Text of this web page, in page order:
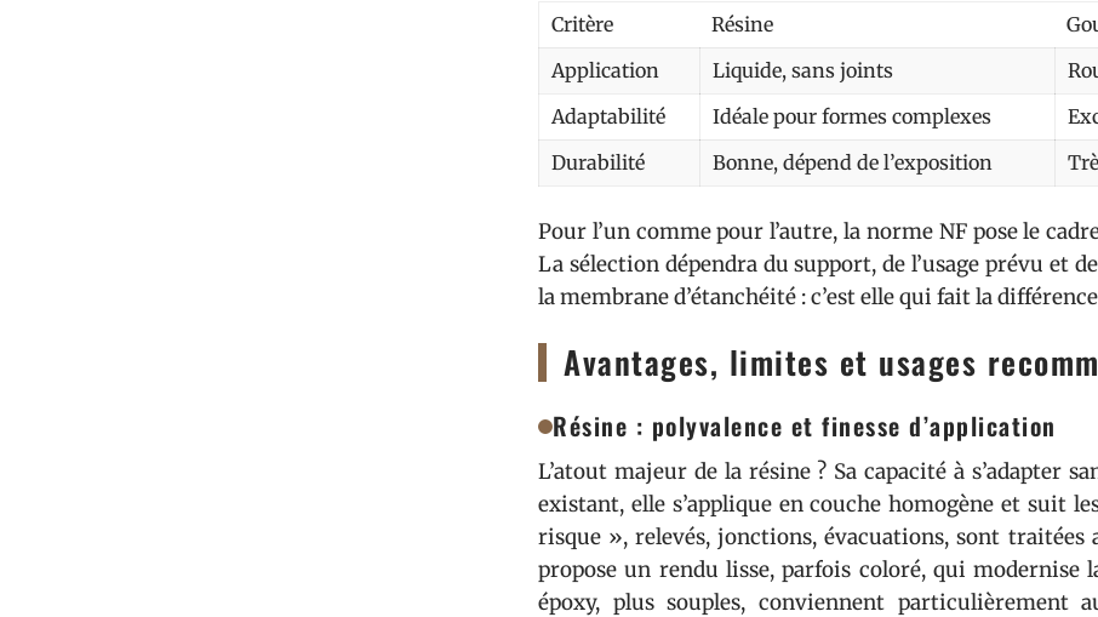
Critère Résine
Application
Liquide, sans joints
Adaptabilité
Idéale pour formes complexes
Durabilité
Bonne, dépend de l’exposition
Pour l’un comme pour l’autre, la norme NF pose le
La sélection dépendra du support, de l’usage prévu et
la membrane d’étanchéité : c’est elle qui fait la
Avantages, limites et usages
Résine : polyvalence et finesse d’application
L’atout majeur de la résine ? Sa capacité à s’adapter
existant, elle s’applique en couche homogène et suit
risque », relevés, jonctions, évacuations, sont traitées
propose un rendu lisse, parfois coloré, qui modernise
époxy, plus souples, conviennent particulièrement